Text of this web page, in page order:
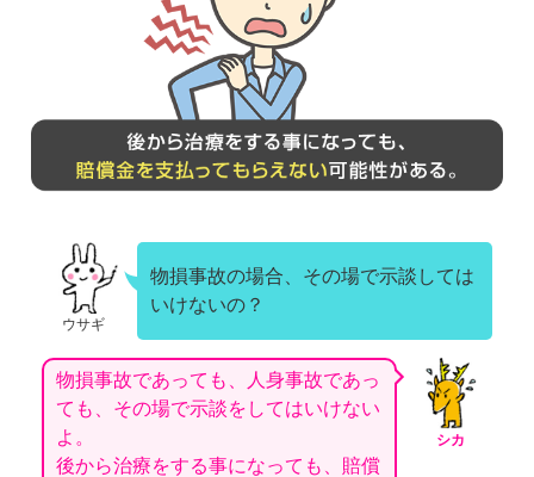
ウサギ
物損事故の場合、その場で示談しては
いけないの？
シカ
物損事故であっても、人身事故であっ
ても、その場で示談をしてはいけない
よ。
後から治療をする事になっても、賠償